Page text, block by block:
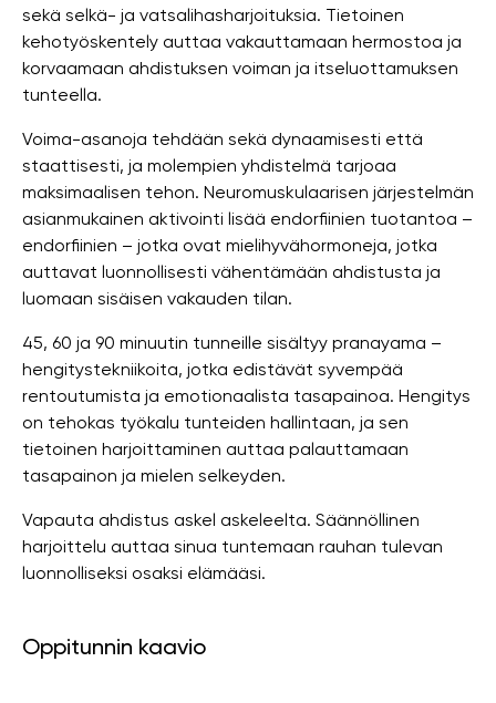
sekä selkä- ja vatsalihasharjoituksia. Tietoinen
kehotyöskentely auttaa vakauttamaan hermostoa ja
korvaamaan ahdistuksen voiman ja itseluottamuksen
tunteella.
Voima-asanoja tehdään sekä dynaamisesti että
staattisesti, ja molempien yhdistelmä tarjoaa
maksimaalisen tehon. Neuromuskulaarisen järjestelmän
asianmukainen aktivointi lisää endorfiinien tuotantoa –
endorfiinien – jotka ovat mielihyvähormoneja, jotka
auttavat luonnollisesti vähentämään ahdistusta ja
luomaan sisäisen vakauden tilan.
45, 60 ja 90 minuutin tunneille sisältyy pranayama –
hengitystekniikoita, jotka edistävät syvempää
rentoutumista ja emotionaalista tasapainoa. Hengitys
on tehokas työkalu tunteiden hallintaan, ja sen
tietoinen harjoittaminen auttaa palauttamaan
tasapainon ja mielen selkeyden.
Vapauta ahdistus askel askeleelta. Säännöllinen
harjoittelu auttaa sinua tuntemaan rauhan tulevan
luonnolliseksi osaksi elämääsi.
Oppitunnin kaavio